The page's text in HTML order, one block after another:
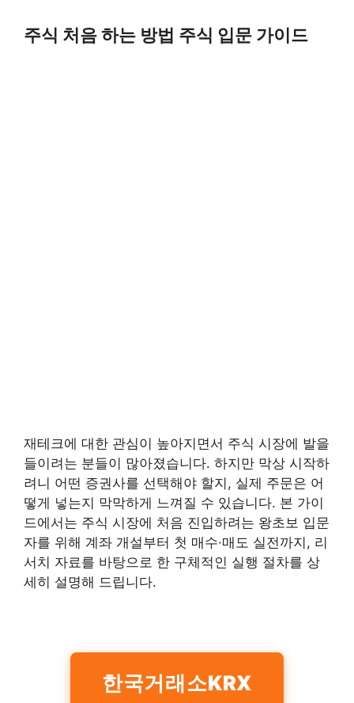
content
주식 처음 하는 방법 주식 입문 가이드
재테크에 대한 관심이 높아지면서 주식 시장에 발을
들이려는 분들이 많아졌습니다. 하지만 막상 시작하
려니 어떤 증권사를 선택해야 할지, 실제 주문은 어
떻게 넣는지 막막하게 느껴질 수 있습니다. 본 가이
드에서는 주식 시장에 처음 진입하려는 왕초보 입문
자를 위해 계좌 개설부터 첫 매수·매도 실전까지, 리
서치 자료를 바탕으로 한 구체적인 실행 절차를 상
세히 설명해 드립니다.
한국거래소KRX